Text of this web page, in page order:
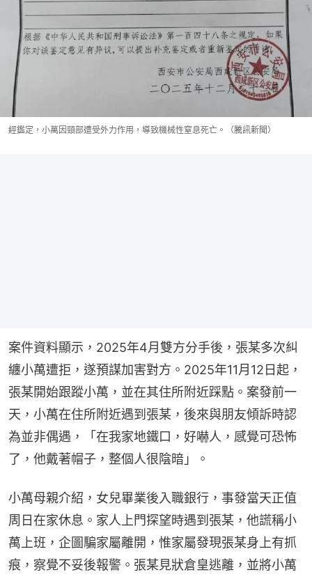
經鑑定，小萬因頸部遭受外力作用，導致機械性窒息死亡。（騰訊新聞）
案件資料顯示，2025年4月雙方分手後，張某多次糾
纏小萬遭拒，遂預謀加害對方。2025年11月12日起，
張某開始跟蹤小萬，並在其住所附近踩點。案發前一
天，小萬在住所附近遇到張某，後來與朋友傾訴時認
為並非偶遇，「在我家地鐵口，好嚇人，感覺可恐怖
了，他戴著帽子，整個人很陰暗」。
小萬母親介紹，女兒畢業後入職銀行，事發當天正值
周日在家休息。家人上門探望時遇到張某，他謊稱小
萬上班，企圖騙家屬離開，惟家屬發現張某身上有抓
痕，察覺不妥後報警。張某見狀倉皇逃離，並將小萬